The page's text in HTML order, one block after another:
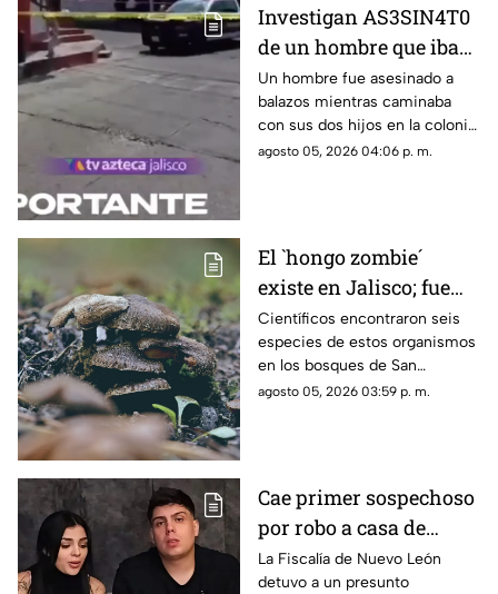
Investigan AS3SIN4T0
de un hombre que iba
acompañado de dos
menores en
Guadalajara
Un hombre fue asesinado a
balazos mientras caminaba
con sus dos hijos en la colonia
Valentín Gómez Farías, en
agosto 05, 2026 04:06 p. m.
El `hongo zombie´
existe en Jalisco; fue
bautizado en honor a
Guillermo del Toro
Científicos encontraron seis
especies de estos organismos
en los bosques de San
Sebastián del Oeste; una de
agosto 05, 2026 03:59 p. m.
Cae primer sospechoso
por robo a casa de
Karely Ruiz
La Fiscalía de Nuevo León
detuvo a un presunto